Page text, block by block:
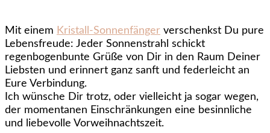
Mit einem Kristall-Sonnenfänger verschenkst Du pure
Lebensfreude: Jeder Sonnenstrahl schickt
regenbogenbunte Grüße von Dir in den Raum Deiner
Liebsten und erinnert ganz sanft und federleicht an
Eure Verbindung.
Ich wünsche Dir trotz, oder vielleicht ja sogar wegen,
der momentanen Einschränkungen eine besinnliche
und liebevolle Vorweihnachtszeit.